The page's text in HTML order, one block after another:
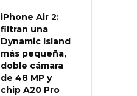
iPhone Air 2:
filtran una
Dynamic Island
más pequeña,
doble cámara
de 48 MP y
chip A20 Pro